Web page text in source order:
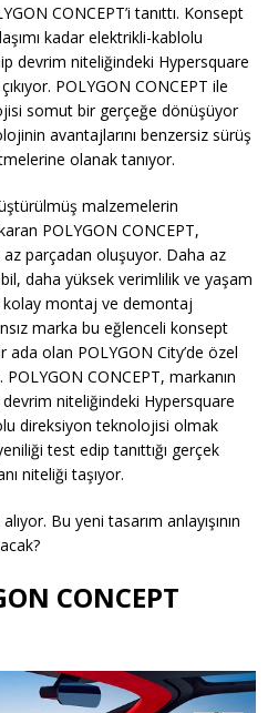
CONCEPT’i tanıttı. Konsept
kadar elektrikli-kablolu
devrim niteliğindeki Hypersquare
POLYGON CONCEPT ile
somut bir gerçeğe dönüşüyor
avantajlarını benzersiz sürüş
olanak tanıyor.
malzemelerin
POLYGON CONCEPT,
parçadan oluşuyor. Daha az
daha yüksek verimlilik ve yaşam
montaj ve demontaj
marka bu eğlenceli konsept
olan POLYGON City’de özel
POLYGON CONCEPT, markanın
devrim niteliğindeki Hypersquare
direksiyon teknolojisi olmak
test edip tanıttığı gerçek
niteliği taşıyor.
Bu yeni tasarım anlayışının
CONCEPT